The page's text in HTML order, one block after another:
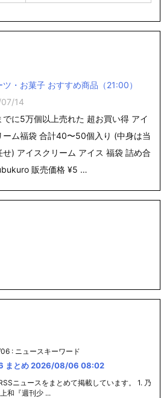
ツ・お菓子 おすすめ商品（21:00）
14
でに5万個以上売れた 超お買い得 アイ
ーム福袋 合計40〜50個入り (中身は当
せ) アイスクリーム アイス 福袋 詰め合
販売価格 ¥5 …
: ニュースキーワード
まとめ 2026/08/06 08:02
ニュースをまとめて掲載しています。 1. 乃
和『週刊少 ...